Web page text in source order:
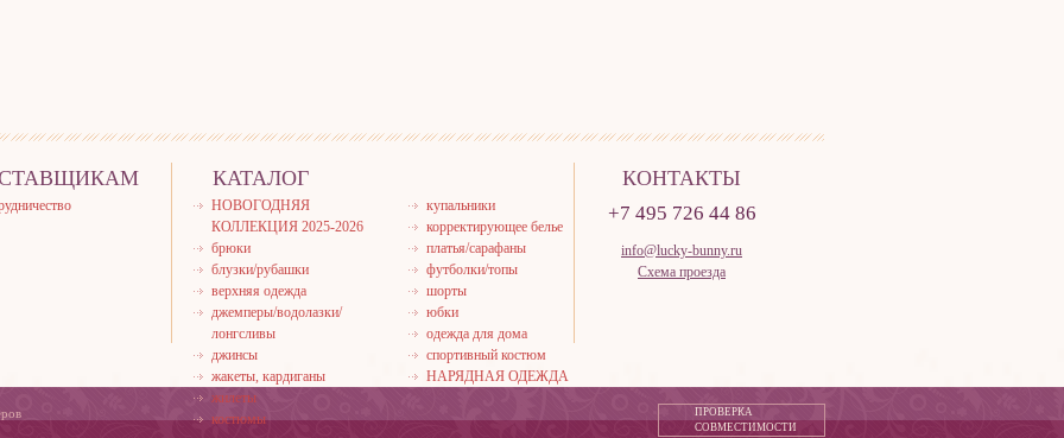
КАТАЛОГ
НОВОГОДНЯЯ
КОЛЛЕКЦИЯ 2025-2026
брюки
блузки/рубашки
верхняя одежда
джемперы/водолазки/
лонгсливы
джинсы
жакеты, кардиганы
жилеты
костюмы
купальники
корректирующее белье
платья/сарафаны
футболки/топы
шорты
юбки
одежда для дома
спортивный костюм
НАРЯДНАЯ ОДЕЖДА
КОНТАКТЫ
+7 495 726 44 86
info@lucky-bunny.ru
Схема проезда
ПРОВЕРКА
СОВМЕСТИМОСТИ